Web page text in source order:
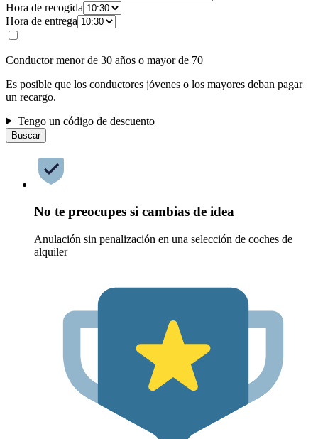
Hora de recogida
Hora de entrega
Conductor menor de 30 años o mayor de 70
Es posible que los conductores jóvenes o los mayores deban pagar
un recargo.
Tengo un código de descuento
Buscar
No te preocupes si cambias de idea
Anulación sin penalización en una selección de coches de
alquiler